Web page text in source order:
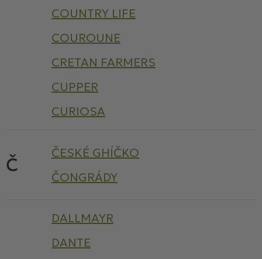
COUNTRY LIFE
COUROUNE
CRETAN FARMERS
CUPPER
CURIOSA
Č
ČESKÉ GHÍČKO
ČONGRÁDY
DALLMAYR
DANTE